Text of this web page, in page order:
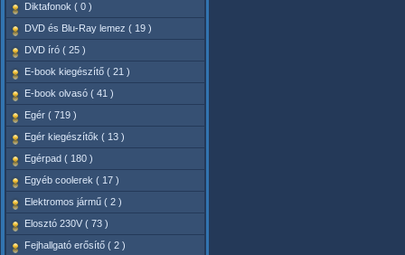
Diktafonok ( 0 )
DVD és Blu-Ray lemez ( 19 )
DVD író ( 25 )
E-book kiegészítő ( 21 )
E-book olvasó ( 41 )
Egér ( 719 )
Egér kiegészítők ( 13 )
Egérpad ( 180 )
Egyéb coolerek ( 17 )
Elektromos jármű ( 2 )
Elosztó 230V ( 73 )
Fejhallgató erősítő ( 2 )